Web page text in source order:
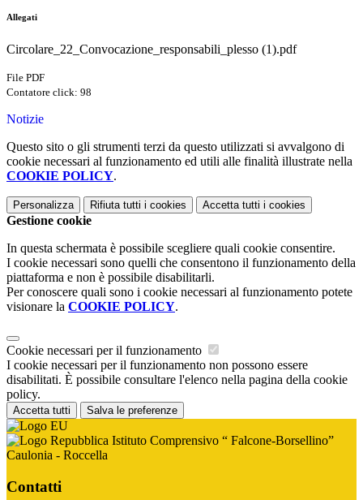
Allegati
Circolare_22_Convocazione_responsabili_plesso (1).pdf
File PDF
Contatore click: 98
Notizie
Questo sito o gli strumenti terzi da questo utilizzati si avvalgono di
cookie necessari al funzionamento ed utili alle finalità illustrate nella
COOKIE POLICY.
Personalizza Rifiuta tutti i cookies Accetta tutti i cookies
Gestione cookie
In questa schermata è possibile scegliere quali cookie consentire.
I cookie necessari sono quelli che consentono il funzionamento della
piattaforma e non è possibile disabilitarli.
Per conoscere quali sono i cookie necessari al funzionamento potete
visionare la COOKIE POLICY.
Cookie necessari per il funzionamento
I cookie necessari per il funzionamento non possono essere
disabilitati. È possibile consultare l'elenco nella pagina della cookie
policy.
Accetta tutti Salva le preferenze
Istituto Comprensivo “ Falcone-Borsellino”
Caulonia - Roccella
Contatti